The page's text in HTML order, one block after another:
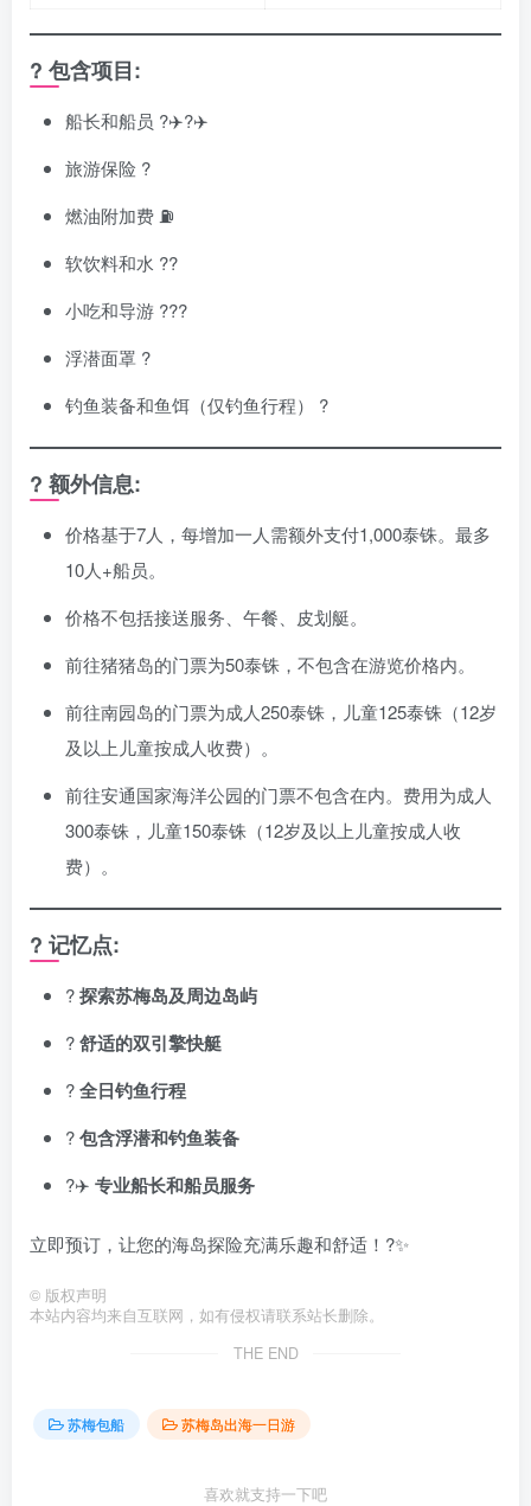
? 包含项目:
船长和船员 ?‍✈️?‍✈️
旅游保险 ?️
燃油附加费 ⛽
软饮料和水 ??
小吃和导游 ??‍?
浮潜面罩 ?
钓鱼装备和鱼饵（仅钓鱼行程） ?
? 额外信息:
价格基于7人，每增加一人需额外支付1,000泰铢。最多
10人+船员。
价格不包括接送服务、午餐、皮划艇。
前往猪猪岛的门票为50泰铢，不包含在游览价格内。
前往南园岛的门票为成人250泰铢，儿童125泰铢（12岁
及以上儿童按成人收费）。
前往安通国家海洋公园的门票不包含在内。费用为成人
300泰铢，儿童150泰铢（12岁及以上儿童按成人收
费）。
? 记忆点:
?️探索苏梅岛及周边岛屿
?舒适的双引擎快艇
?全日钓鱼行程
?包含浮潜和钓鱼装备
?‍✈️ 专业船长和船员服务
立即预订，让您的海岛探险充满乐趣和舒适！?✨
© 版权声明
本站内容均来自互联网，如有侵权请联系站长删除。
THE END
苏梅包船 苏梅岛出海一日游
喜欢就支持一下吧